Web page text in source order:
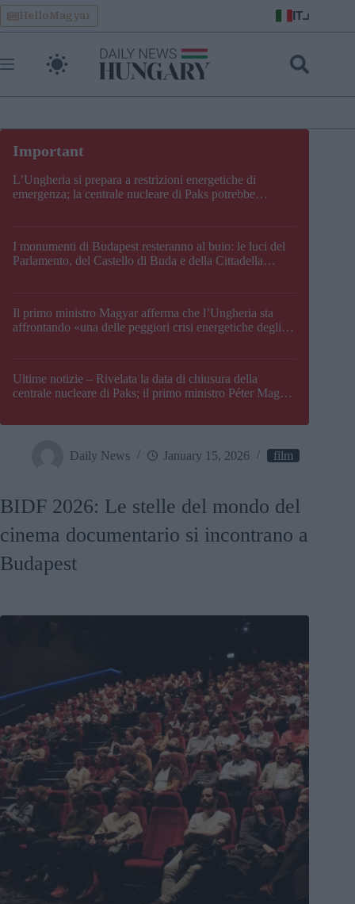
Skip
to
content
HelloMagyar IT
L’Ungheria si prepara a restrizioni energetiche di
emergenza; la centrale nucleare di Paks potrebbe
I monumenti di Budapest resteranno al buio: le luci del
Parlamento, del Castello di Buda e della Cittadella
Il primo ministro Magyar afferma che l’Ungheria sta
affrontando «una delle peggiori crisi energetiche degli
Ultime notizie – Rivelata la data di chiusura della
centrale nucleare di Paks; il primo ministro Péter Magyar
Daily News January 15, 2026 film
BIDF 2026: Le stelle del mondo del
cinema documentario si incontrano a
Budapest